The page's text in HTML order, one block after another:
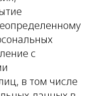
с
в том числе